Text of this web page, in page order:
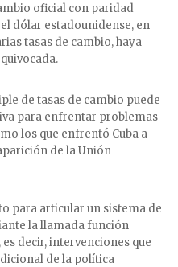
oficial con paridad
dólar estadounidense, en
tasas de cambio, haya
de tasas de cambio puede
para enfrentar problemas
los que enfrentó Cuba a
de la Unión
para articular un sistema de
la llamada función
decir, intervenciones que
de la política